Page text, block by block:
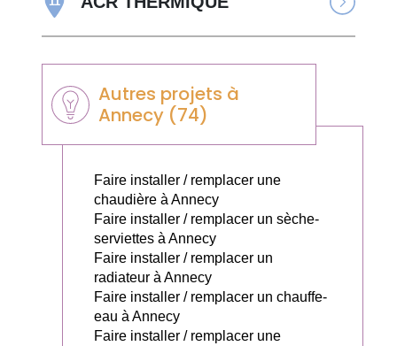
Autres projets à
Annecy (74)
Faire installer / remplacer une
chaudière à Annecy
Faire installer / remplacer un sèche-
serviettes à Annecy
Faire installer / remplacer un
radiateur à Annecy
Faire installer / remplacer un chauffe-
eau à Annecy
Faire installer / remplacer une